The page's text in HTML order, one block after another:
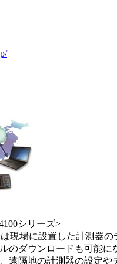
シリーズ>
は現場に設置した計測器
のダウンロードも可能
遠隔地の計測器の設定